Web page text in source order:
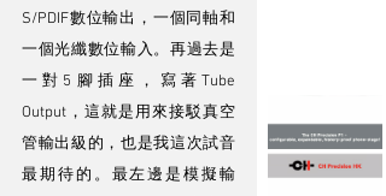
S/PDIF數位輸出，一個同軸和
一個光纖數位輸入。再過去是
一對5腳插座，寫著Tube
Output，這就是用來接駁真空
管輸出級的，也是我這次試音
最期待的。最左邊是模擬輸